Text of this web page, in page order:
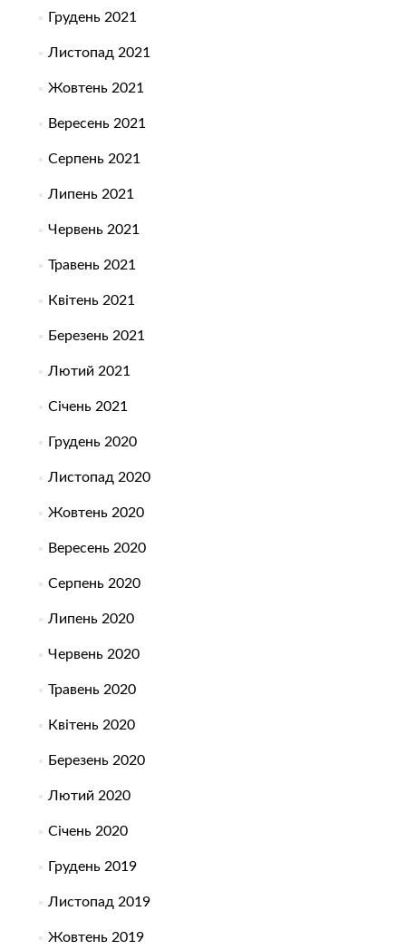
Грудень 2021
Листопад 2021
Жовтень 2021
Вересень 2021
Серпень 2021
Липень 2021
Червень 2021
Травень 2021
Квітень 2021
Березень 2021
Лютий 2021
Січень 2021
Грудень 2020
Листопад 2020
Жовтень 2020
Вересень 2020
Серпень 2020
Липень 2020
Червень 2020
Травень 2020
Квітень 2020
Березень 2020
Лютий 2020
Січень 2020
Грудень 2019
Листопад 2019
Жовтень 2019